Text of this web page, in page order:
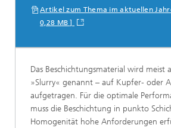
Artikel zum Thema im aktuellen
0,28 MB ]
Das Beschichtungsmaterial wird meist
»Slurry« genannt – auf Kupfer- oder
aufgetragen. Für die optimale
muss die Beschichtung in punkto
Homogenität hohe Anforderungen